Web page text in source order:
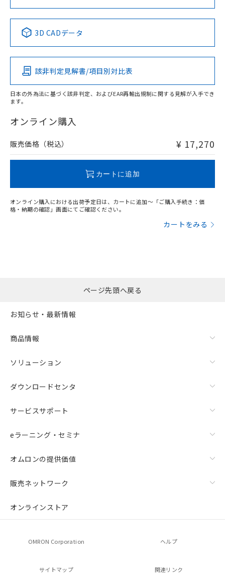
以上、n: 18mm以上
検出領域
Pb Hg Cd Cr(VI)
O
在庫等で未対応品が混在する可能性があります。
問い合わせください。
No No No No
この製品の規格認証/適合状況ページへ
その他の認証はこちらのページからご検索ください
3D CADデータ
該非判定見解書/項目別対比表
日本の外為法に基づく該非判定、およびEAR再輸出規制に関する見解が入手でき
ます。
オンライン購入
販売価格（税込） ¥ 17,270
カートに追加
オンライン購入における出荷予定日は、カートに追加～「ご購入手続き：価
格・納期の確認」画面にてご確認ください。
カートをみる
ページ先頭へ戻る
お知らせ・最新情報
商品情報
ソリューション
ダウンロードセンタ
サービスサポート
eラーニング・セミナ
オムロンの提供価値
販売ネットワーク
オンラインストア
OMRON Corporation ヘルプ
サイトマップ 関連リンク